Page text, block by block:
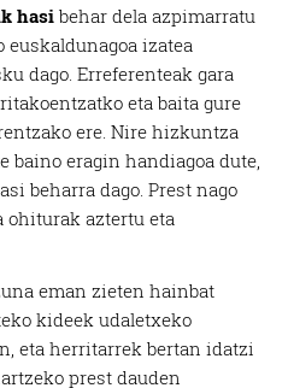
hasi behar dela azpimarratu
euskaldunagoa izatea
dago. Erreferenteak gara
eta baita gure
ere. Nire hizkuntza
eragin handiagoa dute,
beharra dago. Prest nago
aztertu eta
eman zieten hainbat
kideek udaletxeko
eta herritarrek bertan idatzi
prest dauden